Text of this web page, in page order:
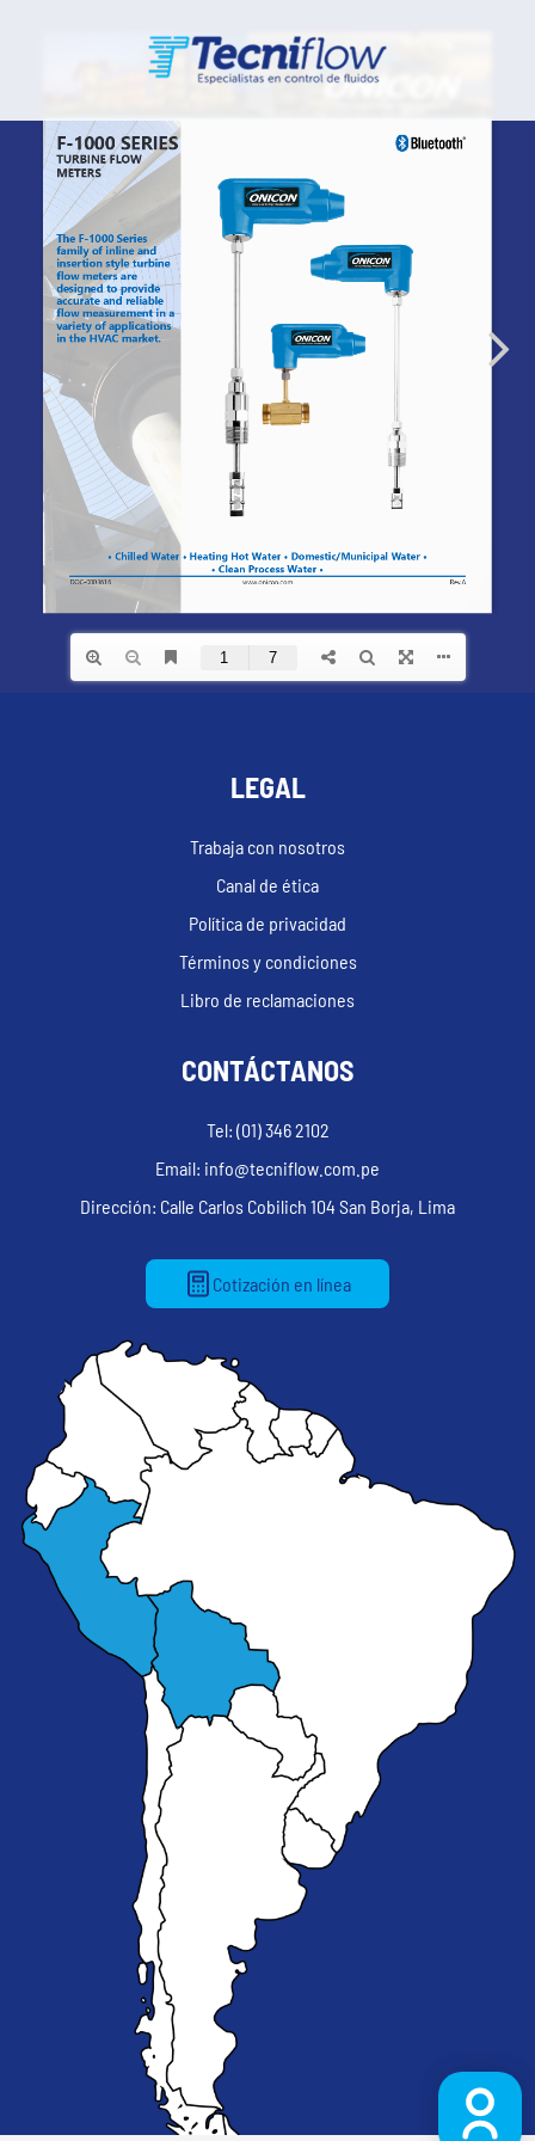
LEGAL
Trabaja con nosotros
Canal de ética
Política de privacidad
Términos y condiciones
Libro de reclamaciones
CONTÁCTANOS
Tel: (01) 346 2102
Email: info@tecniflow.com.pe
Dirección: Calle Carlos Cobilich 104 San Borja, Lima
Cotización en línea